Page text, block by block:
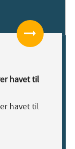
arrow_right_alt
havet til
havet til